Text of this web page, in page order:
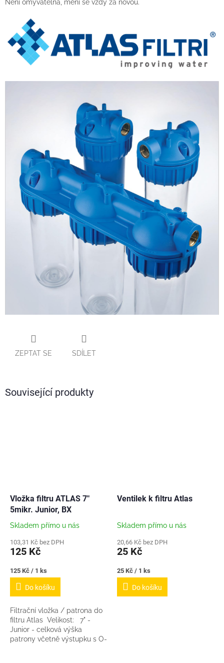
Není omyvatelná, mění se vždy za novou.
ZEPTAT SE SDÍLET
Související produkty
Vložka filtru ATLAS 7"
5mikr. Junior, BX
Skladem přímo u nás
103,31 Kč bez DPH
125 Kč
Měrná
cena:
125 Kč / 1 ks
Do košíku
Filtrační vložka / patrona do
filtru Atlas Velikost: 7" -
Junior - celková výška
patrony včetně výstupku s O-
Ventilek k filtru Atlas
Skladem přímo u nás
20,66 Kč bez DPH
25 Kč
Měrná
cena:
25 Kč / 1 ks
Do košíku